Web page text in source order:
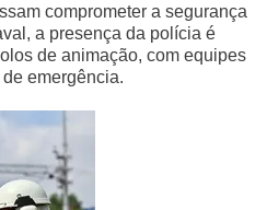
comprometer a segurança
a presença da polícia é
de animação, com equipes
emergência.